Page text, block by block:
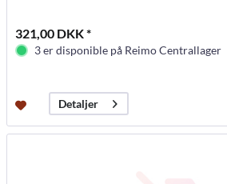
321,00 DKK *
3 er disponible på Reimo Centrallager
Detaljer